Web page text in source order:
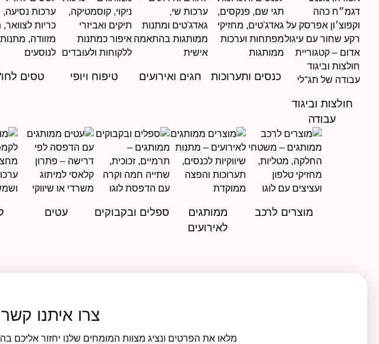
חולצות וביגוד
עבודה
כנסים ותערוכות חגים ואירועים טיפוח ויופי טסים
מוצרים לרכב
ממותגים
לאירועים
ספלים ובקבוקים עטים
צרו איתנו קשר
מלאו את הפרטים ונציג מצוות המומחים שלנו יחזור אליכם